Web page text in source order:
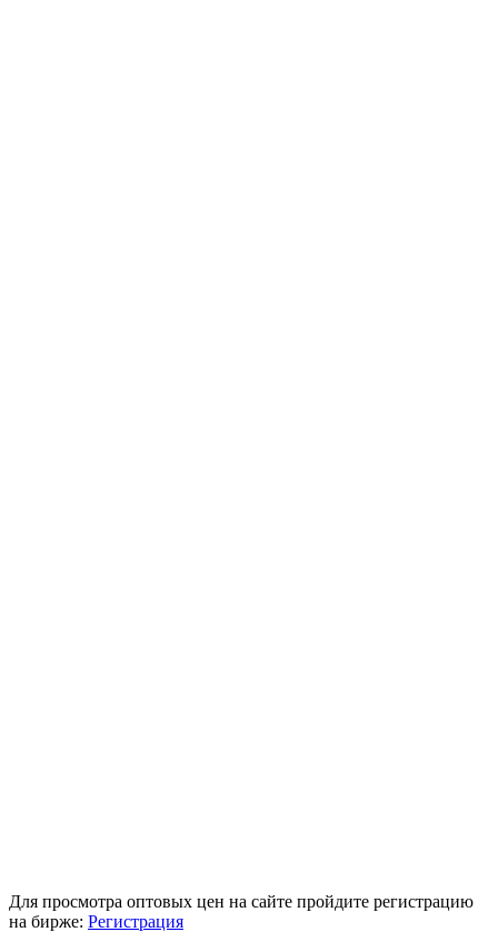
Для просмотра оптовых цен на сайте пройдите регистрацию
на бирже: Регистрация